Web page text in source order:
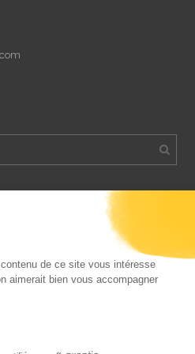
de ce site vous intéresse
aimerait bien vous accompagner